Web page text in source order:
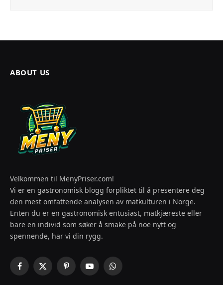
ABOUT US
Velkommen til MenyPriser.com!
Vi er en gastronomisk blogg forpliktet til å presentere deg
den mest omfattende analysen av matkulturen i Norge.
Enten du er en gastronomisk entusiast, matkjæreste eller
bare en individ som søker å smake på noe nytt og
spennende, har vi din rygg.
Facebook
X
PinterestYouTubeWhatsApp